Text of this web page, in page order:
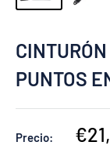
PUNTOS
Precio: